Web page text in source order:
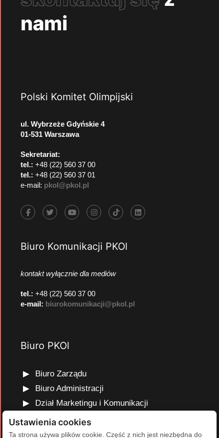
nami
Polski Komitet Olimpijski
ul. Wybrzeże Gdyńskie 4
01-531 Warszawa
Sekretariat:
tel.: +48 (22) 560 37 00
tel.: +48 (22) 560 37 01
e-mail: pkol@pkol.pl
Biuro Komunikacji PKOl
kontakt wyłącznie dla mediów
tel.: +48 (22) 560 37 00
e-mail: biurokomunikacji@pkol.pl
Biuro PKOl
Biuro Zarządu
Biuro Administracji
Dział Marketingu i Komunikacji
Dział Edukacji Olimpijskiej
Dział Finansów i Kadr
Ustawienia cookies
Ta strona używa plików cookie. Część z nich jest niezbędna do